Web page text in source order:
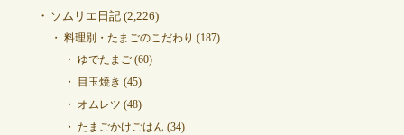
ソムリエ日記(2,226)
料理別・たまごのこだわり (187)
ゆでたまご(60)
目玉焼き (45)
オムレツ (48)
たまごかけごはん (34)